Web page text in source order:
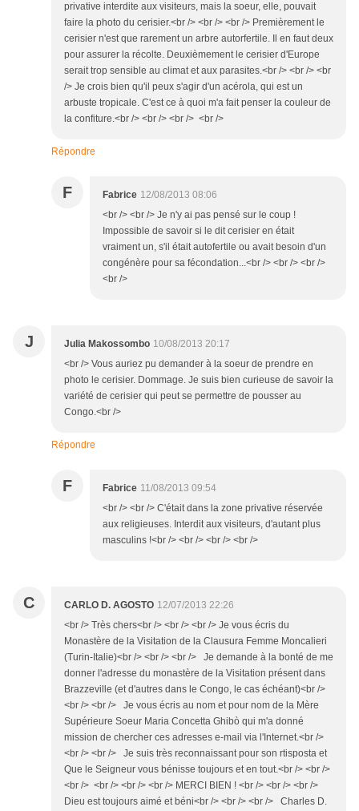
privative interdite aux visiteurs, mais la soeur, elle, pouvait
faire la photo du cerisier.<br /> <br /> <br /> Premièrement le
cerisier n'est que rarement un arbre autorfertile. Il en faut deux
pour assurer la récolte. Deuxièmement le cerisier d'Europe
serait trop sensible au climat et aux parasites.<br /> <br /> <br
/> Je crois bien qu'il peux s'agir d'un acérola, qui est un
arbuste tropicale. C'est ce à quoi m'a fait penser la couleur de
la confiture.<br /> <br /> <br /> <br />
Répondre
F Fabrice 12/08/2013 08:06
<br /> <br /> Je n'y ai pas pensé sur le coup !
Impossible de savoir si le dit cerisier en était
vraiment un, s'il était autofertile ou avait besoin d'un
congénère pour sa fécondation...<br /> <br /> <br />
<br />
J Julia Makossombo 10/08/2013 20:17
<br /> Vous auriez pu demander à la soeur de prendre en
photo le cerisier. Dommage. Je suis bien curieuse de savoir la
variété de cerisier qui peut se permettre de pousser au
Congo.<br />
Répondre
F Fabrice 11/08/2013 09:54
<br /> <br /> C'était dans la zone privative réservée
aux religieuses. Interdit aux visiteurs, d'autant plus
masculins !<br /> <br /> <br /> <br />
C CARLO D. AGOSTO 12/07/2013 22:26
<br /> Très chers<br /> <br /> <br /> Je vous écris du
Monastère de la Visitation de la Clausura Femme Moncalieri
(Turin-Italie)<br /> <br /> <br /> Je demande à la bonté de me
donner l'adresse du monastère de la Visitation présent dans
Brazzeville (et d'autres dans le Congo, le cas échéant)<br />
<br /> <br /> Je vous écris au nom et pour nom de la Mère
Supérieure Soeur Maria Concetta Ghibò qui m'a donné
mission de chercher ces adresses e-mail via l'Internet.<br />
<br /> <br /> Je suis très reconnaissant pour son rtisposta et
Que le Seigneur vous bénisse toujours et en tout.<br /> <br />
<br /> <br /> <br /> <br /> MERCI BIEN ! <br /> <br /> <br />
Dieu est toujours aimé et béni<br /> <br /> <br /> Charles D.